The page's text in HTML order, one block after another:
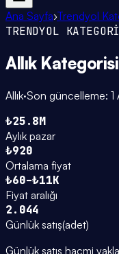
Ana Sayfa›Trendyol
TRENDYOL
Allık Kategorisi
Allık·Son güncelleme: 1
₺25.8M
Aylık pazar
₺920
Ortalama fiyat
₺60–₺11K
Fiyat aralığı
2.044
Günlük satış(adet)
Günlük satış hacmi